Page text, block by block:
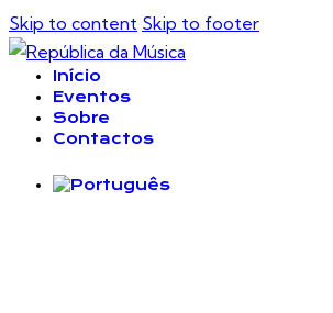
Skip to content Skip to footer
Início
Eventos
Sobre
Contactos